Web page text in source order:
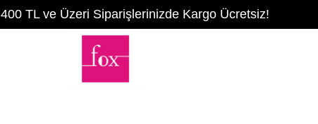
400 TL ve Üzeri Siparişlerinizde Kargo Ücretsiz!